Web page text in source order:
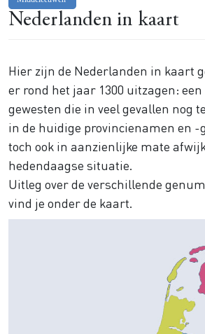
Nederlanden in kaart
Hier zijn de Nederlanden in kaart
er rond het jaar 1300 uitzagen:
gewesten die in veel gevallen nog
in de huidige provincienamen en
toch ook in aanzienlijke mate
hedendaagse situatie.
Uitleg over de verschillende
vind je onder de kaart.